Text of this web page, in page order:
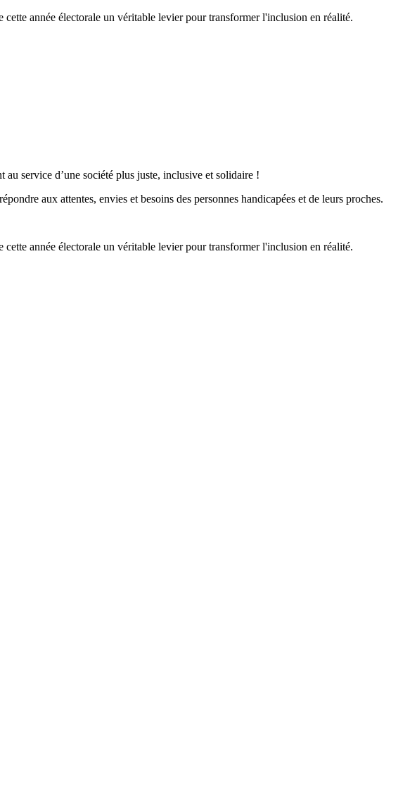
service d’une société plus juste, inclusive et solidaire !
aux attentes, envies et besoins des personnes handicapées et de leurs proches.